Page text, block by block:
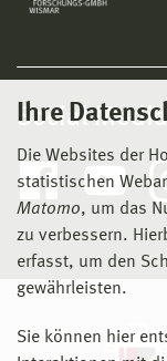
Ihre
Die Websites der
statistischen
Matomo, um das
zu verbessern.
erfasst, um den
gewährleisten.
Sie können hier
Social Media